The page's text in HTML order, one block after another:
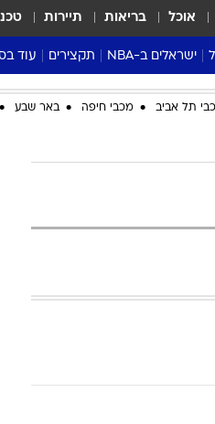
אוכל בריאות תיירות
נשים
ישראלים ב-NBA
דני אבדיה
תקצירים עוד
מונדיאל
NBA
אבא
פוקר
ענפים
תל אביב מכבי חיפה באר שבע